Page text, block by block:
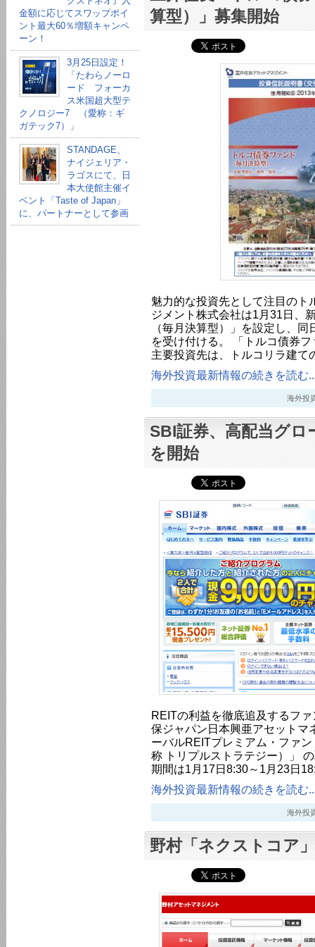
金額に応じてスワップポイ
ント最大60％増額キャンペ
ーン！
3月25日設定！
「たわらノーロ
ード フォーカ
ス米国超大型テ
クノロジー7 （愛称：ギ
ガテック7）」
STANDAGE、
ナイジェリア・
ラゴスにて、日
本大使館主催イ
ベント「Taste of Japan」
に、パートナーとして参画
算型）」募集開始
魅力的な投資先として注目のト
ジメント株式会社は1月31日、
（毎月決算型）」を設定し、
を受け付ける。 「トルコ債券
主要投資先は、トルコリラ建
海外投資最新情報の続きを読む
海外投
SBI証券、高配当グロ
を開始
REITの利益を徹底追及するフ
保ジャパン日本興亜アセットマ
ーバルREITプレミアム・ファ
称 トリプルストラテジー）」
期間は1月17日8:30～1月23日
海外投資最新情報の続きを読む
海外投
野村「ネクストコア